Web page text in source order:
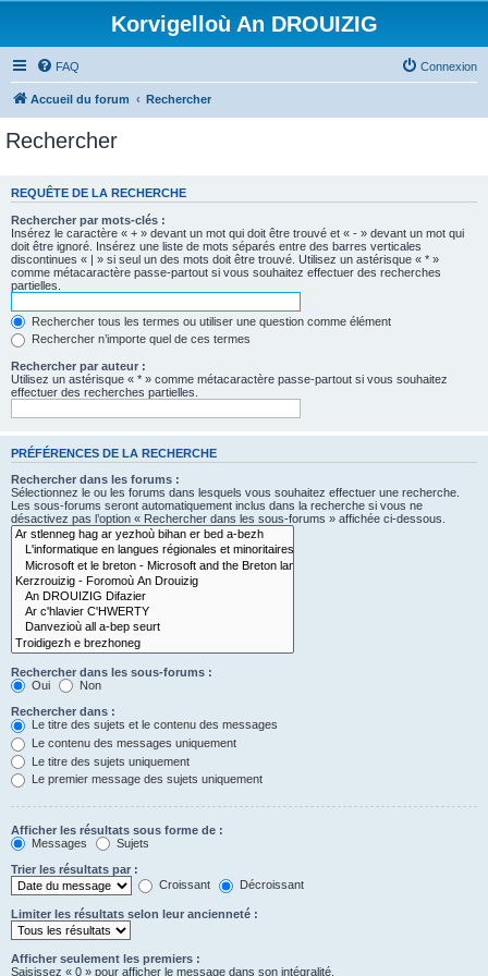
Korvigelloù An DROUIZIG
FAQ Connexion
Accueil du forum Rechercher
Rechercher
REQUÊTE DE LA RECHERCHE
Rechercher par mots-clés :
Insérez le caractère « + » devant un mot qui doit être trouvé et « - » devant un mot qui
doit être ignoré. Insérez une liste de mots séparés entre des barres verticales
discontinues « | » si seul un des mots doit être trouvé. Utilisez un astérisque « * »
comme métacaractère passe-partout si vous souhaitez effectuer des recherches
partielles.
Rechercher tous les termes ou utiliser une question comme élément
Rechercher n’importe quel de ces termes
Rechercher par auteur :
Utilisez un astérisque « * » comme métacaractère passe-partout si vous souhaitez
effectuer des recherches partielles.
PRÉFÉRENCES DE LA RECHERCHE
Rechercher dans les forums :
Sélectionnez le ou les forums dans lesquels vous souhaitez effectuer une recherche.
Les sous-forums seront automatiquement inclus dans la recherche si vous ne
désactivez pas l’option « Rechercher dans les sous-forums » affichée ci-dessous.
Rechercher dans les sous-forums :
Oui
Non
Rechercher dans :
Le titre des sujets et le contenu des messages
Le contenu des messages uniquement
Le titre des sujets uniquement
Le premier message des sujets uniquement
Afficher les résultats sous forme de :
Messages
Sujets
Trier les résultats par :
Croissant
Décroissant
Limiter les résultats selon leur ancienneté :
Afficher seulement les premiers :
Saisissez « 0 » pour afficher le message dans son intégralité.